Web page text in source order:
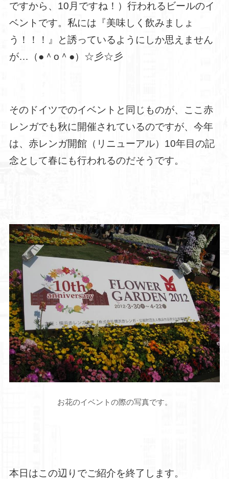
ですから、10月ですね！）行われるビールのイ
ベントです。私には『美味しく飲みましょ
う！！！』と誘っているようにしか思えません
が…（●＾o＾●）☆彡☆彡
そのドイツでのイベントと同じものが、ここ赤
レンガでも秋に開催されているのですが、今年
は、赤レンガ開館（リニューアル）10年目の記
念として春にも行われるのだそうです。
お花のイベントの際の写真です。
本日はこの辺りでご紹介を終了します。